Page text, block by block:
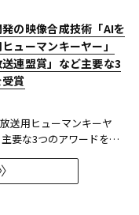
の映像合成技術「AIを
ューマンキーヤー」
送連盟賞」など主要な3
賞
送用ヒューマンキーヤ
要な3つのアワードを受
術を組み合わせたシステ
評価を獲得している。
盟賞 技術部門優...